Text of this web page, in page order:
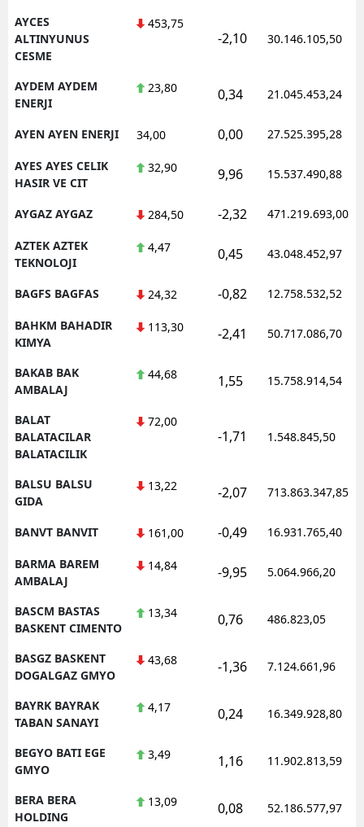
AYCES
ALTINYUNUS
CESME
453,75
-2,10 30.146.105,50
AYDEM AYDEM
ENERJI
23,80 0,34 21.045.453,24
AYEN AYEN ENERJI 34,00 0,00 27.525.395,28
AYES AYES CELIK
HASIR VE CIT
32,90 9,96 15.537.490,88
AYGAZ AYGAZ 284,50 -2,32 471.219.693,00
AZTEK AZTEK
TEKNOLOJI
4,47 0,45 43.048.452,97
BAGFS BAGFAS 24,32 -0,82 12.758.532,52
BAHKM BAHADIR
KIMYA
113,30 -2,41 50.717.086,70
BAKAB BAK
AMBALAJ
44,68 1,55 15.758.914,54
BALAT
BALATACILAR
BALATACILIK
72,00
-1,71 1.548.845,50
BALSU BALSU
GIDA
13,22 -2,07 713.863.347,85
BANVT BANVIT 161,00 -0,49 16.931.765,40
BARMA BAREM
AMBALAJ
14,84 -9,95 5.064.966,20
BASCM BASTAS
BASKENT CIMENTO
13,34 0,76 486.823,05
BASGZ BASKENT
DOGALGAZ GMYO
43,68 -1,36 7.124.661,96
BAYRK BAYRAK
TABAN SANAYI
4,17 0,24 16.349.928,80
BEGYO BATI EGE
GMYO
3,49 1,16 11.902.813,59
BERA BERA
HOLDING
13,09 0,08 52.186.577,97